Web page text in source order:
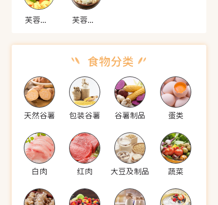
芙蓉鸡片 芙蓉鸡片
天然谷薯 包装谷薯 谷薯制品 蛋类
白肉 红肉 大豆及制品 蔬菜